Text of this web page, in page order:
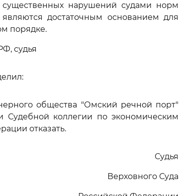
нарушений судами норм
достаточным основанием для
порядке.
судья
общества "Омский речной порт"
Судебной коллегии по экономическим
отказать.
Судья
Верховного Суда